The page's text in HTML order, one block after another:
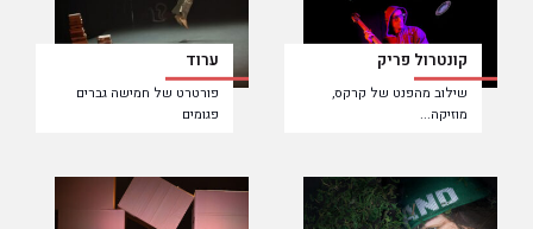
קונטרול פריק
שילוב מהפנט של קרקס,
מוזיקה...
ערוד
פורטרט של חמישה גברים
פגומים